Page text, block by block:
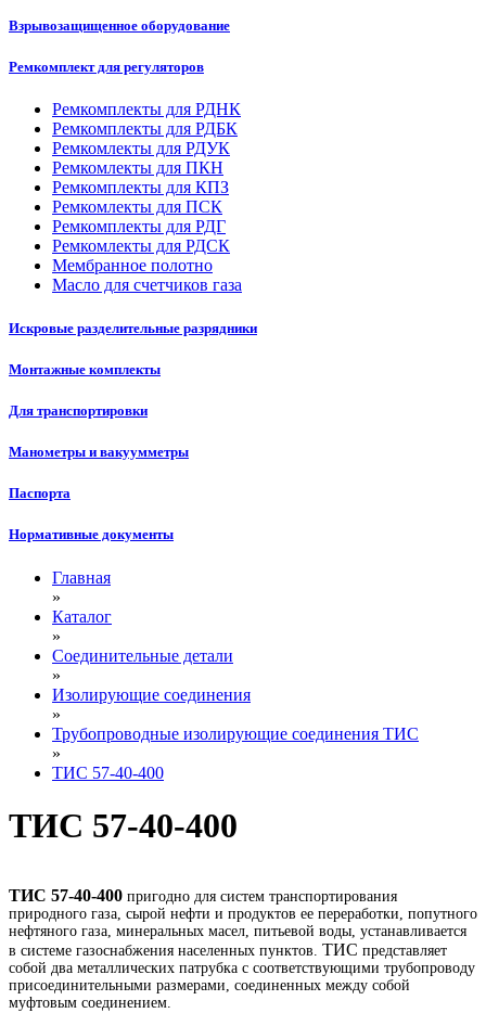
Взрывозащищенное оборудование
Ремкомплект для регуляторов
Ремкомплекты для РДНК
Ремкомплекты для РДБК
Ремкомлекты для РДУК
Ремкомлекты для ПКН
Ремкомплекты для КПЗ
Ремкомлекты для ПСК
Ремкомплекты для РДГ
Ремкомлекты для РДСК
Мембранное полотно
Масло для счетчиков газа
Искровые разделительные разрядники
Монтажные комплекты
Для транспортировки
Манометры и вакуумметры
Паспорта
Нормативные документы
Главная
»
Каталог
»
Соединительные детали
»
Изолирующие соединения
»
Трубопроводные изолирующие соединения ТИС
»
ТИС 57-40-400
ТИС 57-40-400
ТИС 57-40-400 пригодно для систем транспортирования
природного газа, сырой нефти и продуктов ее переработки, попутного
нефтяного газа, минеральных масел, питьевой воды, устанавливается
в системе газоснабжения населенных пунктов. ТИС представляет
собой два металлических патрубка с соответствующими трубопроводу
присоединительными размерами, соединенных между собой
муфтовым соединением.